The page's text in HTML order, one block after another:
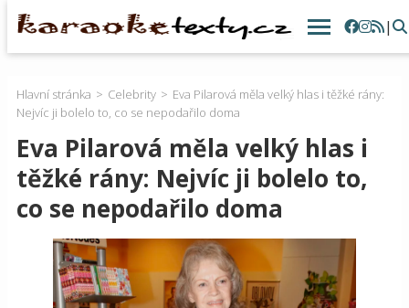
|
Hlavní stránka Celebrity
Eva Pilarová měla velký hlas i těžké rány:
Nejvíc ji bolelo to, co se nepodařilo doma
Eva Pilarová měla velký hlas i
těžké rány: Nejvíc ji bolelo to,
co se nepodařilo doma